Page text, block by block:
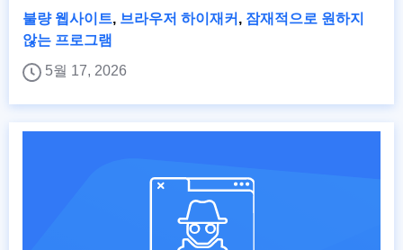
불량 웹사이트, 브라우저 하이재커 , 잠재적으로 원하지
않는 프로그램
5월 17, 2026